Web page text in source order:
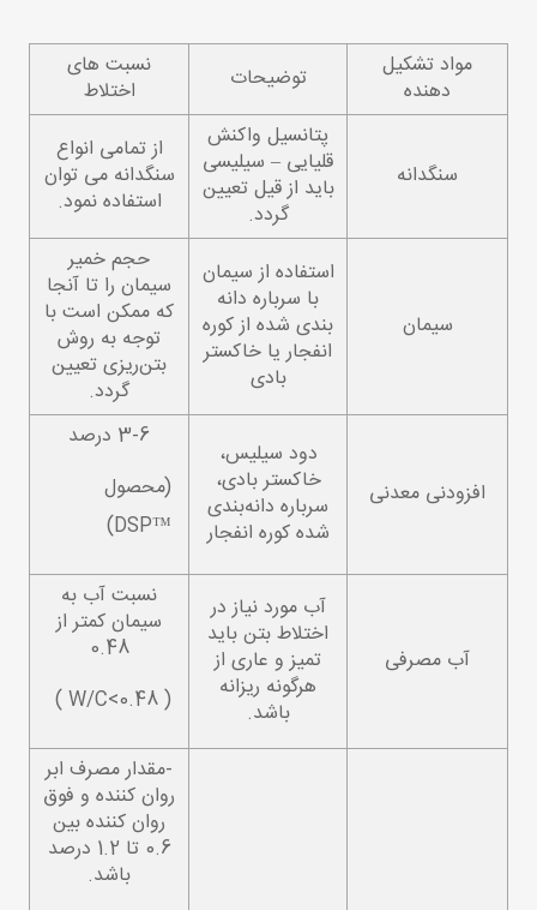
مواد تشکیل
دهنده
توضیحات
نسبت های
اختلاط
سنگدانه
پتانسیل واکنش
قلیایی – سیلیسی
باید از قیل تعیین
گردد.
از تمامی انواع
سنگدانه می توان
استفاده نمود.
سیمان
استفاده از سیمان
با سرباره دانه
بندی شده از کوره
انفجار یا خاکستر
بادی
حجم خمیر
سیمان را تا آنجا
که ممکن است با
توجه به روش
بتن‌ریزی تعیین
گردد.
افزودنی معدنی
دود سیلیس،
خاکستر بادی،
سرباره دانه‌بندی
شده کوره انفجار
3-6 درصد
(محصول
™DSP)
آب مصرفی
آب مورد نیاز در
اختلاط بتن باید
تمیز و عاری از
هرگونه ریزانه
باشد.
نسبت آب به
سیمان کمتر از
0.48
( 0.48>W/C )
-مقدار مصرف ابر
روان کننده و فوق
روان کننده بین
0.6 تا 1.2 درصد
باشد.